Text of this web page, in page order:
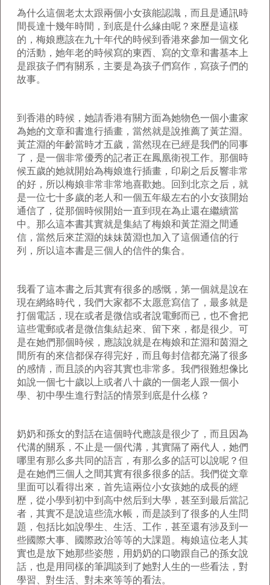
為什么這個老太太跟兩個小女孩能認識，而且是通訊時
間長達十幾年時間，到底是什么緣由呢？來歷是這樣
的，梅娘應該在九十年代的時候到香港來參加一個文化
的活動，她年老的時候寫的東西、寫的文章和書基本上
是跟孩子們有關系，主要是為孩子們寫作，寫孩子們的
故事。
到香港的時候，她請香港有關方面為她物色一個小畫家
為她的文章和書進行插畫，當然就是說推薦了黃芷淵。
黃芷淵的年齡當時才五歲，當然現在已經是我們的同事
了，是一個非常優秀的記者正在鳳凰衛視工作。那個時
候五歲的她就開始為梅娘進行插畫，印刷之后反響非常
的好，所以梅娘非常非常地喜歡她。回到北京之后，就
是一位七十多歲的老人和一個五年級左右的小女孩開始
通信了，從那個時候開始一直到現在為止還在繼續當
中。那么這本書其實就是集結了梅娘和黃芷淵之間通
信，當然后來芷淵的妹妹茵淵也加入了這個通信的行
列，所以這本書是三個人的信件的集合。
我看了這本書之后其實有很多的感慨，第一個就是說在
現在網絡時代，我們大家都不太愿意寫信了，最多就是
打個電話，現在或者是微信或者說電郵而已，也不會把
這些電郵或者是微信集結起來、留下來，都是很少。可
是在她們那個時候，應該說就是在梅娘和芷淵和茵淵之
間所有的來信都保存得完好，而且每封信都充滿了很多
的感情，而且談的內容其實也非常多。我們很難想像比
如說一個七十歲以上或者八十歲的一個老人跟一個小
學、初中學生進行對話的情景到底是什么樣？
奶奶和孫女的對話在這個時代應該是很少了，而且因為
代溝的關系，不止是一個代溝，其實隔了兩代人，她們
哪里有那么多共同的語言，有那么多的話可以說呢？但
是在她們三個人之間其實有很多很多的話。我們從文章
里面可以看得出來，首先這兩位小女孩她的成長的經
歷，從小學到初中到高中然后到大學，甚至到最后當記
者，其實不是說這些流水帳，而是談到了很多的人生問
題，包括比如說學生、生活、工作，甚至還有涉及到一
些國際大事、國際政治等等的大課題。梅娘這位老人其
實也是放下她那些姿態，用奶奶的口吻跟自己的孫女說
話，也是用同樣的筆調談到了她對人生的一些看法，對
學習、對生活、對未來等等的看法。